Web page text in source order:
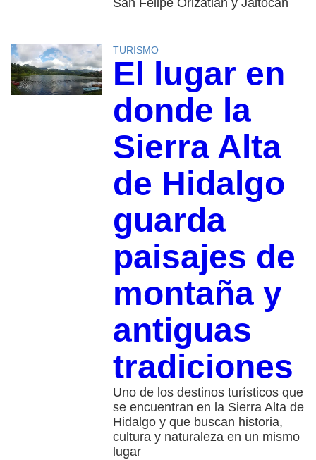
San Felipe Orizatlán y Jaltocán
TURISMO
El lugar en
donde la
Sierra Alta
de Hidalgo
guarda
paisajes de
montaña y
antiguas
tradiciones
Uno de los destinos turísticos que
se encuentran en la Sierra Alta de
Hidalgo y que buscan historia,
cultura y naturaleza en un mismo
lugar